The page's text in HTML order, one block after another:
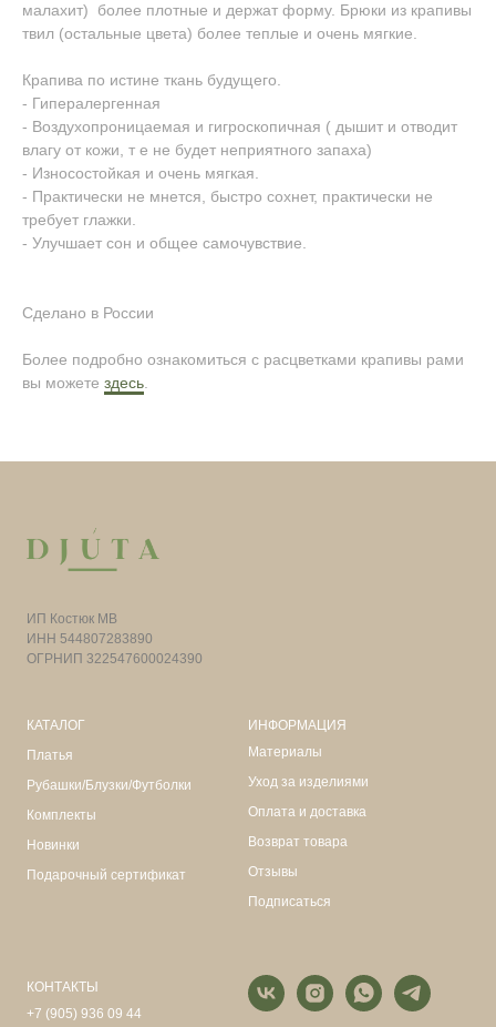
малахит) более плотные и держат форму. Брюки из крапивы
твил (остальные цвета) более теплые и очень мягкие.
Крапива по истине ткань будущего.
- Гипералергенная
- Воздухопроницаемая и гигроскопичная ( дышит и отводит
влагу от кожи, т е не будет неприятного запаха)
- Износостойкая и очень мягкая.
- Практически не мнется, быстро сохнет, практически не
требует глажки.
- Улучшает сон и общее самочувствие.
Сделано в России
Более подробно ознакомиться с расцветками крапивы рами
вы можете здесь.
ИП Костюк МВ
ИНН 544807283890
ОГРНИП 322547600024390
КАТАЛОГ
Платья
Рубашки/Блузки/Футболки
Комплекты
Новинки
Подарочный сертификат
ИНФОРМАЦИЯ
Материалы
Уход за изделиями
Оплата и доставка
Возврат товара
Отзывы
Подписаться
КОНТАКТЫ
+7 (905) 936 09 44